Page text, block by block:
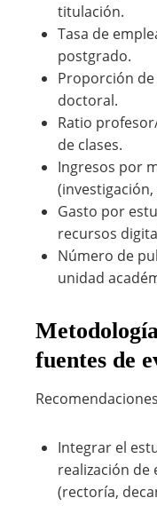
titulación.
Tasa de
postgrado.
Proporción
doctoral.
Ratio
de clases.
Ingresos por
Gasto por
recursos
Número de
unidad
fuentes de
Integrar el
realización de
(rectoría,